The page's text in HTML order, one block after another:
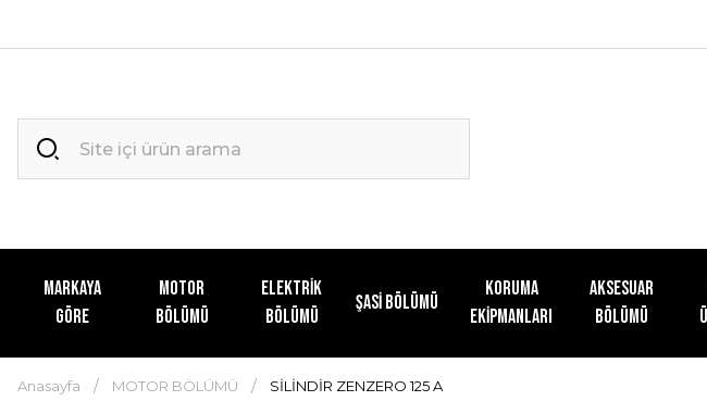
MARKAYA
GÖRE
MOTOR
BÖLÜMÜ
ELEKTRİK
BÖLÜMÜ
ŞASİ BÖLÜMÜ
KORUMA
EKİPMANLARI
AKSESUAR
BÖLÜMÜ
Anasayfa MOTOR BÖLÜMÜ SİLİNDİR ZENZERO 125 A